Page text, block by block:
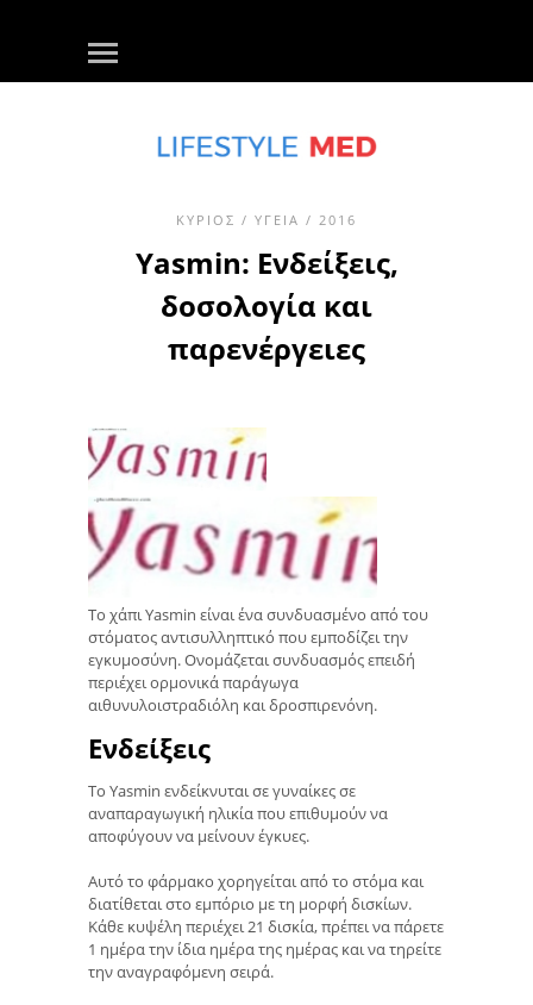
ΚΎΡΙΟΣ / ΥΓΕΊΑ / 2016
Yasmin: Ενδείξεις,
δοσολογία και
παρενέργειες
Το χάπι Yasmin είναι ένα συνδυασμένο από του
στόματος αντισυλληπτικό που εμποδίζει την
εγκυμοσύνη. Ονομάζεται συνδυασμός επειδή
περιέχει ορμονικά παράγωγα
αιθυνυλοιστραδιόλη και δροσπιρενόνη.
Ενδείξεις
Το Yasmin ενδείκνυται σε γυναίκες σε
αναπαραγωγική ηλικία που επιθυμούν να
αποφύγουν να μείνουν έγκυες.
Αυτό το φάρμακο χορηγείται από το στόμα και
διατίθεται στο εμπόριο με τη μορφή δισκίων.
Κάθε κυψέλη περιέχει 21 δισκία, πρέπει να πάρετε
1 ημέρα την ίδια ημέρα της ημέρας και να τηρείτε
την αναγραφόμενη σειρά.